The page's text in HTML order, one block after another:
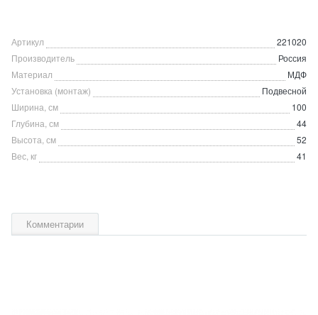
Артикул
221020
Производитель
Россия
Материал
МДФ
Установка (монтаж)
Подвесной
Ширина, см
100
Глубина, см
44
Высота, см
52
Вес, кг
41
Комментарии